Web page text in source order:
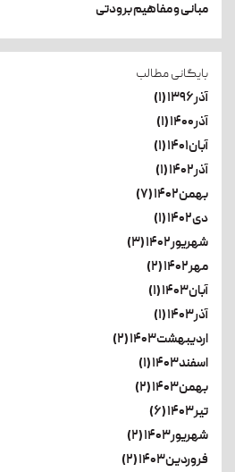
مبانی و مفاهیم برودتی
بایگانی مطالب
آذر۱۳۹۶ (۱)
آذر۱۴۰۰ (۱)
آبان۱۴۰۱ (۱)
آذر۱۴۰۲ (۱)
بهمن۱۴۰۲ (۷)
دی۱۴۰۲ (۱)
شهریور۱۴۰۲ (۳)
مهر۱۴۰۲ (۲)
آبان۱۴۰۳ (۱)
آذر۱۴۰۳ (۱)
اردیبهشت۱۴۰۳ (۲)
اسفند۱۴۰۳ (۱)
بهمن۱۴۰۳ (۲)
تیر۱۴۰۳ (۶)
شهریور۱۴۰۳ (۲)
فروردین۱۴۰۳ (۲)